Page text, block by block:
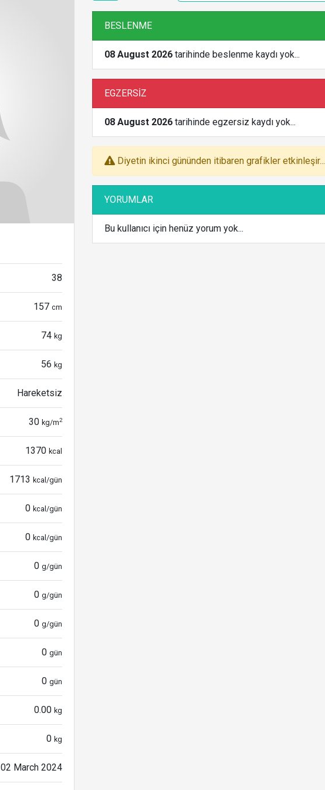
38
157 cm
74 kg
56 kg
Hareketsiz
30 kg/m2
1370 kcal
1713 kcal/gün
0 kcal/gün
0 kcal/gün
0 g/gün
0 g/gün
0 g/gün
0 gün
0 gün
0.00 kg
0 kg
02 March 2024
BESLENME
08 August 2026 tarihinde beslenme kaydı yok...
EGZERSİZ
08 August 2026 tarihinde egzersiz kaydı yok...
Diyetin ikinci gününden itibaren grafikler etkinleşir...
YORUMLAR
Bu kullanıcı için henüz yorum yok...